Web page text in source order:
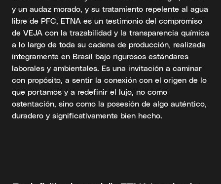
y un audaz morado, y su tratamiento repelente al agua
libre de PFC, ETNA es un testimonio del compromiso
de VEJA con la trazabilidad y la transparencia química
a lo largo de toda su cadena de producción, realizada
íntegramente en Brasil bajo rigurosos estándares
laborales y ambientales. Es una invitación a caminar
con propósito, a sentir la conexión con el origen de lo
que portamos y a redefinir el lujo, no como
ostentación, sino como la posesión de algo auténtico,
duradero y significativamente bien hecho.